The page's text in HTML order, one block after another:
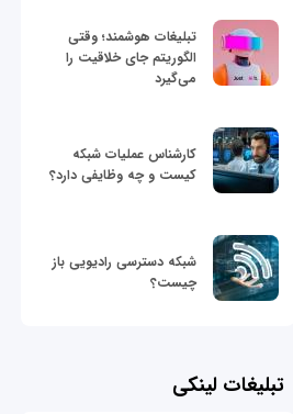
تبلیغات هوشمند؛ وقتی
الگوریتم جای خلاقیت را
می‌گیرد
کارشناس عملیات شبکه
کیست و چه وظایفی دارد؟
شبکه دسترسی رادیویی باز
چیست؟
تبلیغات لینکی